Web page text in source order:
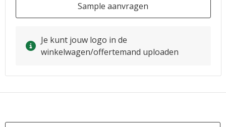
Sample aanvragen
Je kunt jouw logo in de
winkelwagen/offertemand uploaden